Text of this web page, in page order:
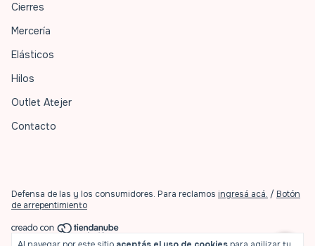
Cierres
Mercería
Elásticos
Hilos
Outlet Atejer
Contacto
Defensa de las y los consumidores. Para reclamos ingresá acá. / Botón
de arrepentimiento